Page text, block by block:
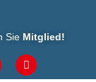
Sie Mitglied!